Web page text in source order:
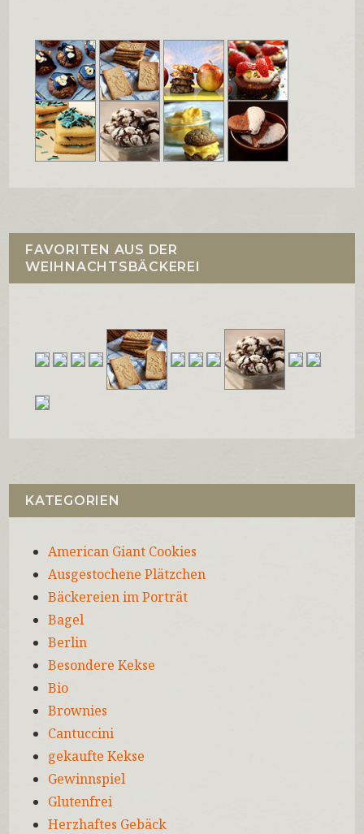
FAVORITEN AUS DER
WEIHNACHTSBÄCKEREI
KATEGORIEN
American Giant Cookies
Ausgestochene Plätzchen
Bäckereien im Porträt
Bagel
Berlin
Besondere Kekse
Bio
Brownies
Cantuccini
gekaufte Kekse
Gewinnspiel
Glutenfrei
Herzhaftes Gebäck